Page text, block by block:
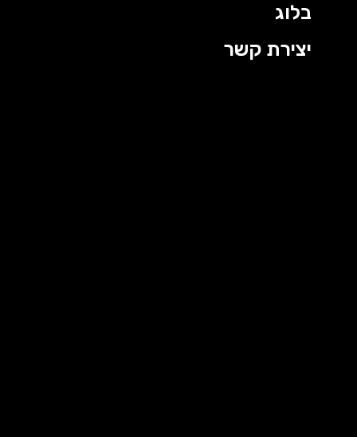
בלוג
יצירת קשר